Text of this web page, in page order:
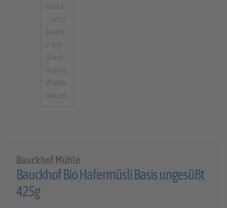
Bauckhof Mühle
Bauckhof Bio Hafermüsli Basis ungesüßt
425g